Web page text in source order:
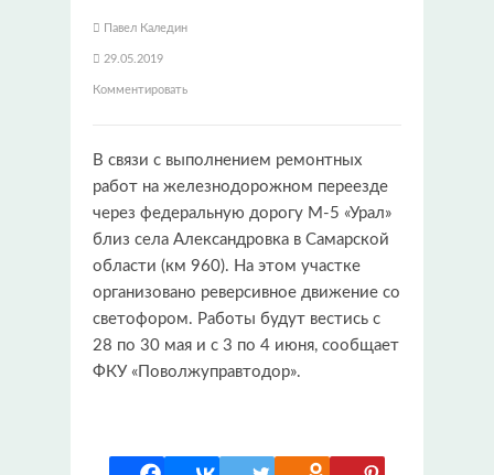
Павел Каледин
29.05.2019
Комментировать
В связи с выполнением ремонтных
работ на железнодорожном переезде
через федеральную дорогу М-5 «Урал»
близ села Александровка в Самарской
области (км 960). На этом участке
организовано реверсивное движение со
светофором. Работы будут вестись с
28 по 30 мая и с 3 по 4 июня, сообщает
ФКУ «Поволжуправтодор».